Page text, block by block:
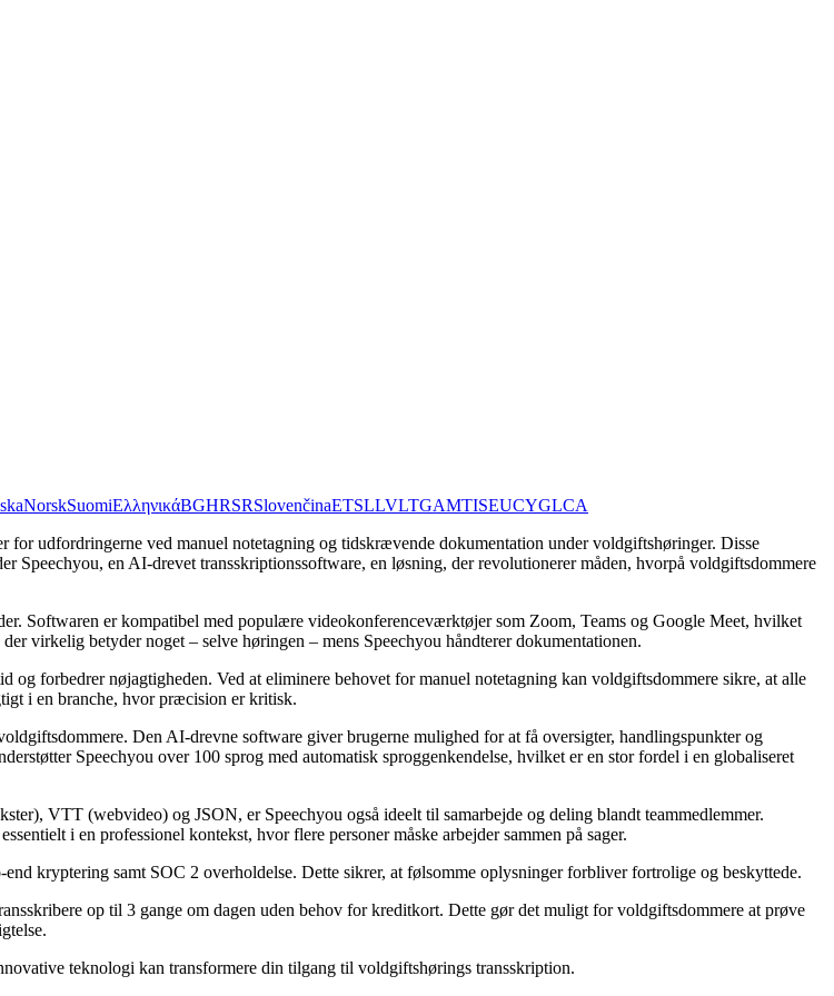
NorskSuomiΕλληνικάBGHRSRSlovenčinaETSLLVLTGAMTISEUCYGLCA
udfordringerne ved manuel notetagning og tidskrævende dokumentation under voldgiftshøringer. Disse
en AI-drevet transskriptionssoftware, en løsning, der revolutionerer måden, hvorpå voldgiftsdommere
Softwaren er kompatibel med populære videokonferenceværktøjer som Zoom, Teams og Google Meet, hvilket
virkelig betyder noget – selve høringen – mens Speechyou håndterer dokumentationen.
og forbedrer nøjagtigheden. Ved at eliminere behovet for manuel notetagning kan voldgiftsdommere sikre, at alle
i en branche, hvor præcision er kritisk.
Den AI-drevne software giver brugerne mulighed for at få oversigter, handlingspunkter og
Speechyou over 100 sprog med automatisk sproggenkendelse, hvilket er en stor fordel i en globaliseret
VTT (webvideo) og JSON, er Speechyou også ideelt til samarbejde og deling blandt teammedlemmer.
i en professionel kontekst, hvor flere personer måske arbejder sammen på sager.
kryptering samt SOC 2 overholdelse. Dette sikrer, at følsomme oplysninger forbliver fortrolige og beskyttede.
op til 3 gange om dagen uden behov for kreditkort. Dette gør det muligt for voldgiftsdommere at prøve
teknologi kan transformere din tilgang til voldgiftshørings transskription.